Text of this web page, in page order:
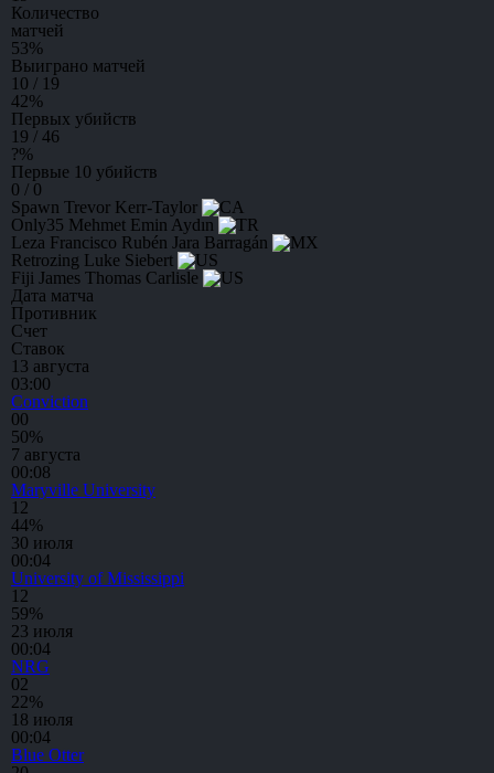
Количество
матчей
53%
Выиграно матчей
10 / 19
42%
Первых убийств
19 / 46
?%
Первые 10 убийств
0 / 0
Spawn Trevor Kerr-Taylor
Only35 Mehmet Emin Aydın
Leza Francisco Rubén Jara Barragán
Retrozing Luke Siebert
Fiji James Thomas Carlisle
Дата матча
Противник
Счет
Ставок
13 августа
03:00
⁠Conviction
00
50%
7 августа
00:08
Maryville University
1 2
44%
30 июля
00:04
University of Mississippi
1 2
59%
23 июля
00:04
NRG
02
22%
18 июля
00:04
Blue Otter